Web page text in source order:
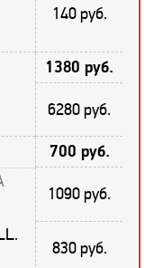
140 руб.
1380 руб.
6280 руб.
700 руб.
1090 руб.
830 руб.